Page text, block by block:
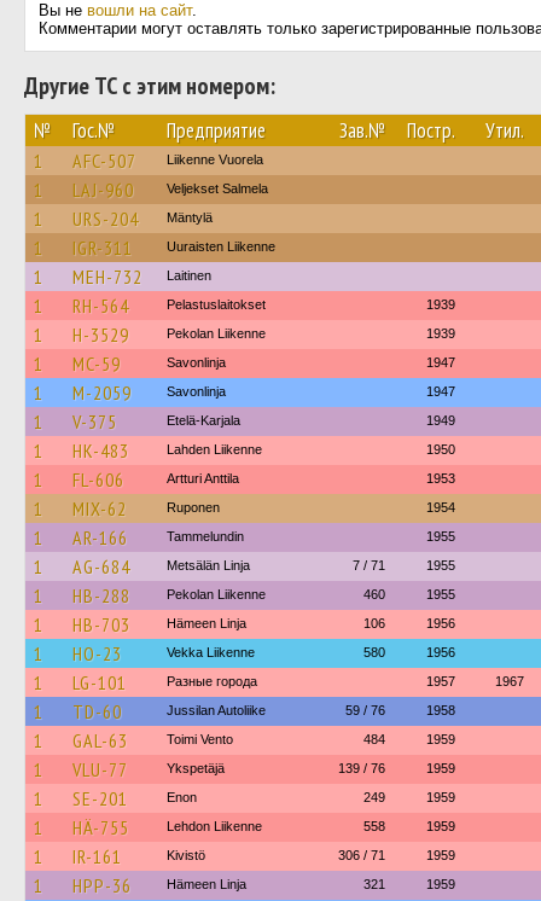
Вы не вошли на сайт.
Комментарии могут оставлять только зарегистрированные
Другие ТС с этим номером:
№ Гос.№ Предприятие Зав.№ Постр. Утил.
1 AFC-507 Liikenne Vuorela
1 LAJ-960 Veljekset Salmela
1 URS-204 Mäntylä
1 IGR-311 Uuraisten Liikenne
1 MEH-732 Laitinen
1 RH-564 Pelastuslaitokset 1939
1 H-3529 Pekolan Liikenne 1939
1 MC-59 Savonlinja 1947
1 M-2059 Savonlinja 1947
1 V-375 Etelä-Karjala 1949
1 HK-483 Lahden Liikenne 1950
1 FL-606 Artturi Anttila 1953
1 MIX-62 Ruponen 1954
1 AR-166 Tammelundin 1955
1 AG-684 Metsälän Linja 7 / 71 1955
1 HB-288 Pekolan Liikenne 460 1955
1 HB-703 Hämeen Linja 106 1956
1 HO-23 Vekka Liikenne 580 1956
1 LG-101 Разные города 1957 1967
1 TD-60 Jussilan Autoliike 59 / 76 1958
1 GAL-63 Toimi Vento 484 1959
1 VLU-77 Ykspetäjä 139 / 76 1959
1 SE-201 Enon 249 1959
1 HÄ-755 Lehdon Liikenne 558 1959
1 IR-161 Kivistö 306 / 71 1959
1 HPP-36 Hämeen Linja 321 1959